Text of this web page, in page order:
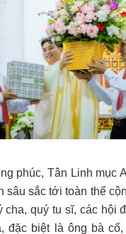
phúc, Tân Linh mục
sâu sắc tới toàn thể
quý tu sĩ, các hội
đặc biệt là ông bà